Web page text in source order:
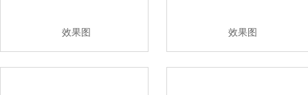
效果图 效果图